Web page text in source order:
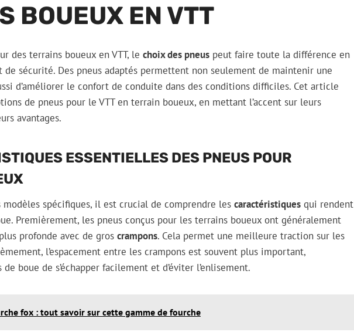
BOUEUX EN VTT
des terrains boueux en VTT, le choix des pneus peut faire toute la différence en
sécurité. Des pneus adaptés permettent non seulement de maintenir une
d’améliorer le confort de conduite dans des conditions difficiles. Cet article
de pneus pour le VTT en terrain boueux, en mettant l’accent sur leurs
avantages.
ESSENTIELLES DES PNEUS POUR
modèles spécifiques, il est crucial de comprendre les caractéristiques qui rendent
Premièrement, les pneus conçus pour les terrains boueux ont généralement
profonde avec de gros crampons. Cela permet une meilleure traction sur les
l’espacement entre les crampons est souvent plus important,
boue de s’échapper facilement et d’éviter l’enlisement.
fox : tout savoir sur cette gamme de fourche